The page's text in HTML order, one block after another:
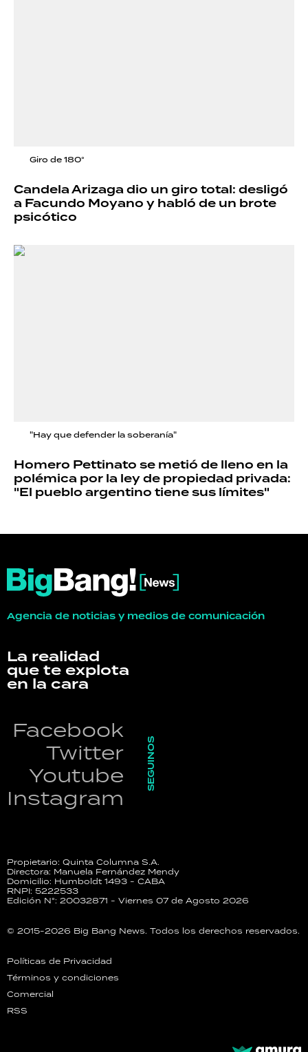
Giro de 180°
Candela Arizaga dio un giro total: desligó
a Facundo Moyano y habló de un brote
psicótico
"Hay que defender la soberanía"
Homero Pettinato se metió de lleno en la
polémica por la ley de propiedad privada:
"El pueblo argentino tiene sus límites"
Agencia de noticias y medios de comunicación
La realidad
que te explota
en la cara
Facebook
Twitter
Youtube
Instagram
SEGUINOS
Propietario: Quinta Columna S.A.
Directora: Manuela Fernández Mendy
Domicilio: Humboldt 1493 - CABA
RNPI: 5222533
Edición N°: 20032871 - Viernes 07 de Agosto 2026
© 2015-2026 Big Bang News. Todos los derechos reservados.
Políticas de Privacidad
Términos y condiciones
Comercial
RSS